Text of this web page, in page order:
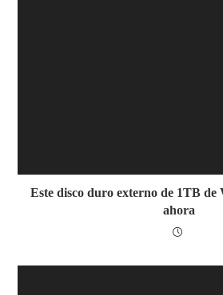
Este disco duro externo de 1TB de
ahora